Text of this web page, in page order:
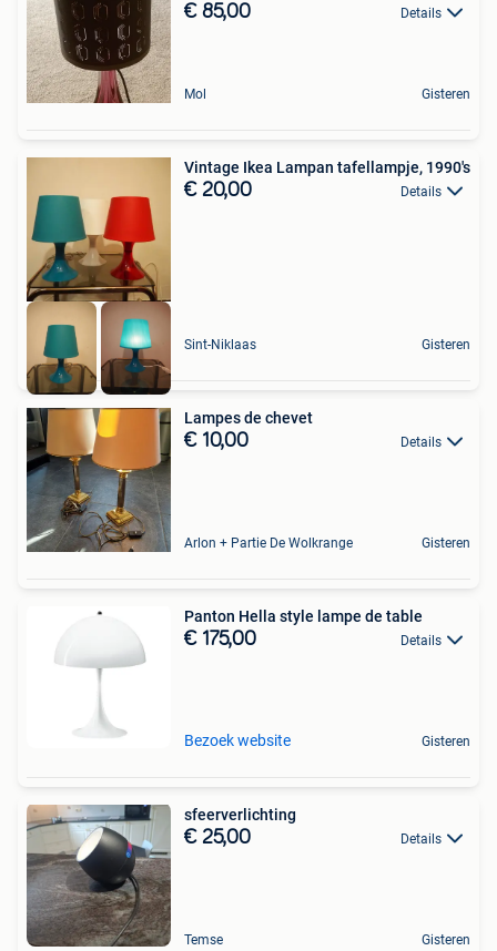
€ 85,00 Details
Mol Gisteren
Vintage Ikea Lampan tafellampje, 1990's
€ 20,00 Details
Sint-Niklaas Gisteren
Lampes de chevet
€ 10,00 Details
Arlon + Partie De Wolkrange Gisteren
Panton Hella style lampe de table
€ 175,00 Details
Bezoek website Gisteren
sfeerverlichting
€ 25,00 Details
Temse Gisteren